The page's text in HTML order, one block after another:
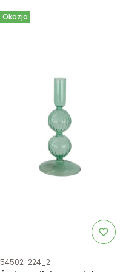
Okazja
Kod produktu
54502-224_2